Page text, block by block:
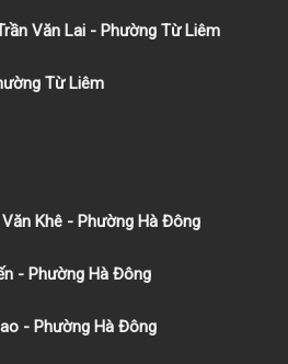
Văn Lai - Phường Từ Liêm
Từ Liêm
Khê - Phường Hà Đông
- Phường Hà Đông
- Phường Hà Đông